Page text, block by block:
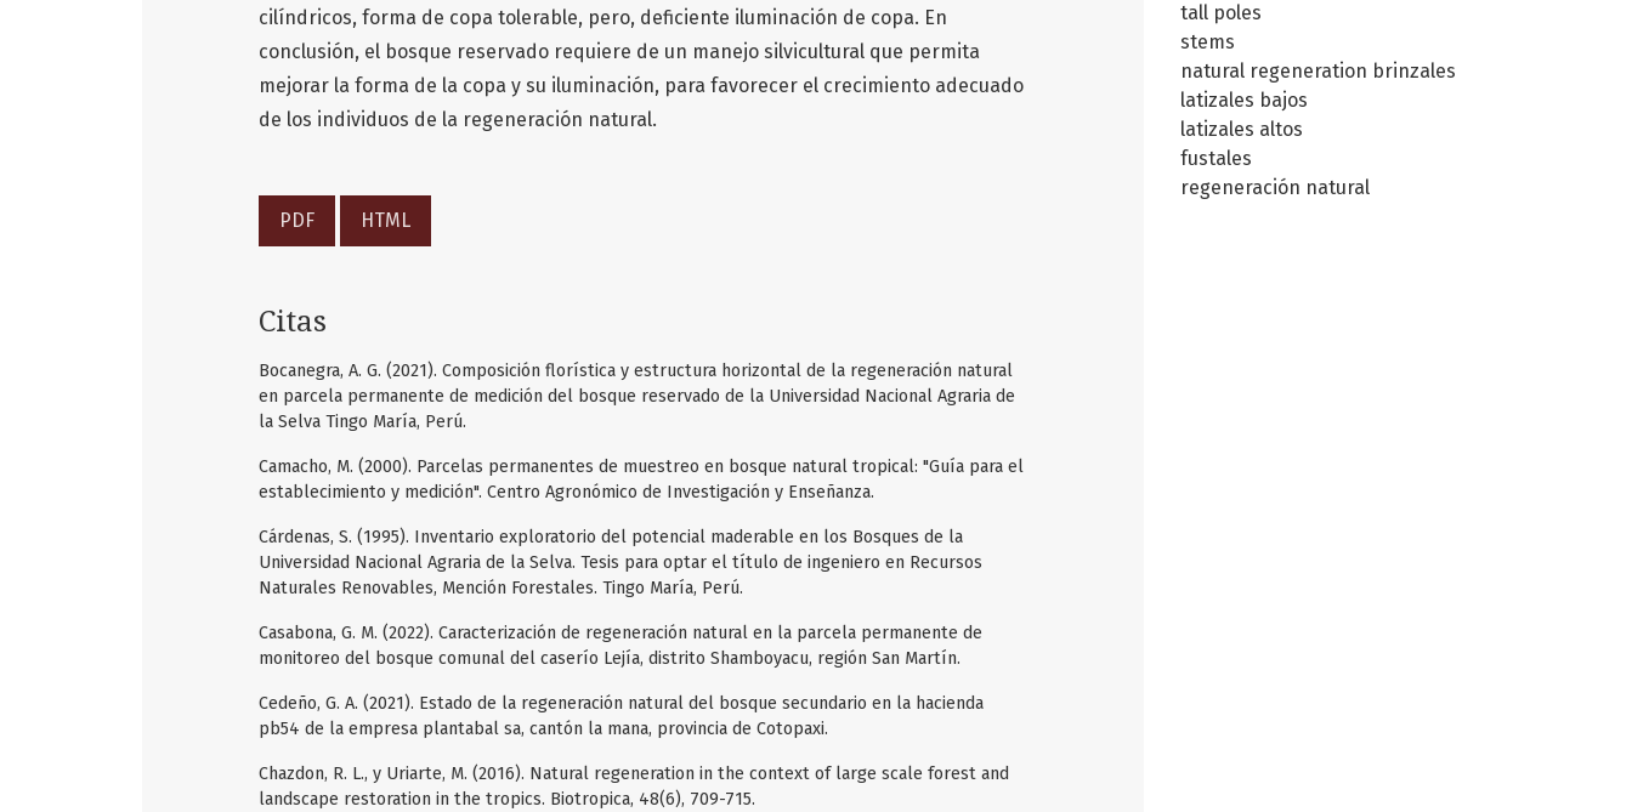
tall poles
stems
natural regeneration brinzales
latizales bajos
latizales altos
fustales
regeneración natural
cilíndricos, forma de copa tolerable, pero, deficiente iluminación de copa. En
conclusión, el bosque reservado requiere de un manejo silvicultural que permita
mejorar la forma de la copa y su iluminación, para favorecer el crecimiento adecuado
de los individuos de la regeneración natural.
PDF HTML
Citas
Bocanegra, A. G. (2021). Composición florística y estructura horizontal de la regeneración natural
en parcela permanente de medición del bosque reservado de la Universidad Nacional Agraria de
la Selva Tingo María, Perú.
Camacho, M. (2000). Parcelas permanentes de muestreo en bosque natural tropical: "Guía para el
establecimiento y medición". Centro Agronómico de Investigación y Enseñanza.
Cárdenas, S. (1995). Inventario exploratorio del potencial maderable en los Bosques de la
Universidad Nacional Agraria de la Selva. Tesis para optar el título de ingeniero en Recursos
Naturales Renovables, Mención Forestales. Tingo María, Perú.
Casabona, G. M. (2022). Caracterización de regeneración natural en la parcela permanente de
monitoreo del bosque comunal del caserío Lejía, distrito Shamboyacu, región San Martín.
Cedeño, G. A. (2021). Estado de la regeneración natural del bosque secundario en la hacienda
pb54 de la empresa plantabal sa, cantón la mana, provincia de Cotopaxi.
Chazdon, R. L., y Uriarte, M. (2016). Natural regeneration in the context of large scale forest and
landscape restoration in the tropics. Biotropica, 48(6), 709-715.